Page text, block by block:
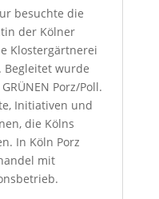
besuchte die
der Kölner
Klostergärtnerei
Begleitet wurde
Porz/Poll.
Initiativen und
die Kölns
In Köln Porz
mit